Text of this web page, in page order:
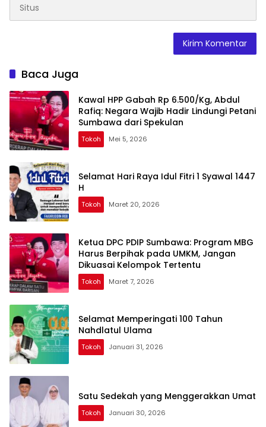
Baca Juga
Kawal HPP Gabah Rp 6.500/Kg, Abdul
Rafiq: Negara Wajib Hadir Lindungi Petani
Sumbawa dari Spekulan
Tokoh Mei 5, 2026
Selamat Hari Raya Idul Fitri 1 Syawal 1447
H
Tokoh Maret 20, 2026
Ketua DPC PDIP Sumbawa: Program MBG
Harus Berpihak pada UMKM, Jangan
Dikuasai Kelompok Tertentu
Tokoh Maret 7, 2026
Selamat Memperingati 100 Tahun
Nahdlatul Ulama
Tokoh Januari 31, 2026
Satu Sedekah yang Menggerakkan Umat
Tokoh Januari 30, 2026